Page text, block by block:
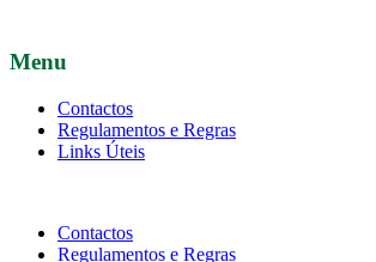
Menu
Contactos
Regulamentos e Regras
Links Úteis
Contactos
Regulamentos e Regras